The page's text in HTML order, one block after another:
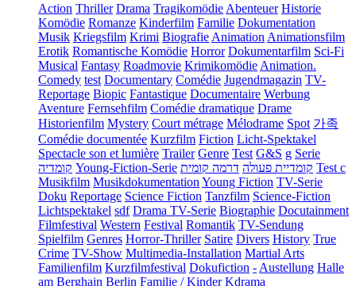
Action Thriller Drama Tragikomödie Abenteuer Historie
Komödie Romanze Kinderfilm Familie Dokumentation
Musik Kriegsfilm Krimi Biografie Animation Animationsfilm
Erotik Romantische Komödie Horror Dokumentarfilm Sci-Fi
Musical Fantasy Roadmovie Krimikomödie Animation.
Comedy test Documentary Comédie Jugendmagazin TV-
Reportage Biopic Fantastique Documentaire Werbung
Aventure Fernsehfilm Comédie dramatique Drame
Historienfilm Mystery Court métrage Mélodrame Spot 가족
Comédie documentée Kurzfilm Fiction Licht-Spektakel
Spectacle son et lumière Trailer Genre Test G&S g Serie
קומדיה Young-Fiction-Serie קומדיית פעולה דרמה קומית
Test c
Musikfilm Musikdokumentation Young Fiction TV-Serie
Doku Reportage Science Fiction Tanzfilm Science-Fiction
Lichtspektakel sdf Drama TV-Serie Biographie Docutainment
Filmfestival Western Festival Romantik TV-Sendung
Spielfilm Genres Horror-Thriller Satire Divers History True
Crime TV-Show Multimedia-Installation Martial Arts
Familienfilm Kurzfilmfestival Dokufiction - Austellung Halle
am Berghain Berlin Familie / Kinder Kdrama